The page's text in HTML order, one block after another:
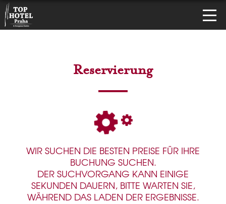
Reservierung
WIR SUCHEN DIE BESTEN PREISE FÜR IHRE
BUCHUNG SUCHEN.
DER SUCHVORGANG KANN EINIGE
SEKUNDEN DAUERN, BITTE WARTEN SIE,
WÄHREND DAS LADEN DER ERGEBNISSE.